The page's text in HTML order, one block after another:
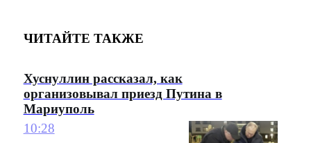
ЧИТАЙТЕ ТАКЖЕ
Хуснуллин рассказал, как
организовывал приезд Путина в
Мариуполь
10:28